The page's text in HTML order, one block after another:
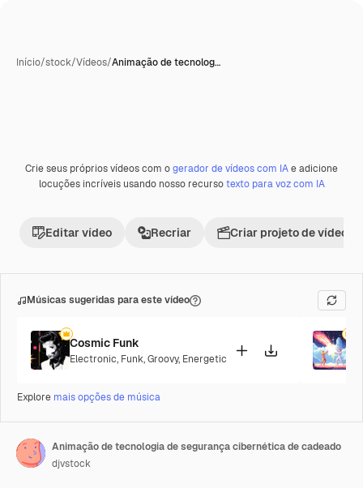
Início/stock/Vídeos/Animação de tecnolog…
Premium
Crie seus próprios vídeos com ogerador de vídeos com IAe adicione
locuções incríveis usando nosso recursotexto para voz com IA
Editar vídeo Recriar Criar projeto de vídeo
Músicas sugeridas para este vídeo
Cosmic Funk
Electronic, Funk,Groovy, Energetic
Explore mais opções de música
Animação de tecnologia de segurança cibernética de cadeado
djvstock